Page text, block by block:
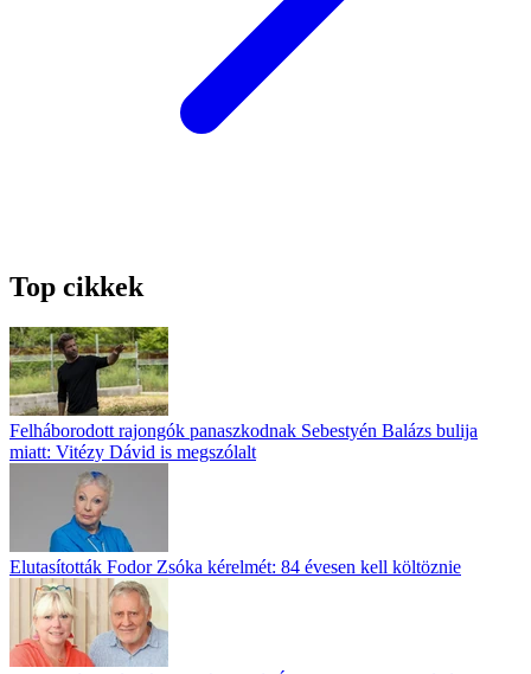
Top cikkek
Felháborodott rajongók panaszkodnak Sebestyén Balázs bulija
miatt: Vitézy Dávid is megszólalt
Elutasították Fodor Zsóka kérelmét: 84 évesen kell költöznie